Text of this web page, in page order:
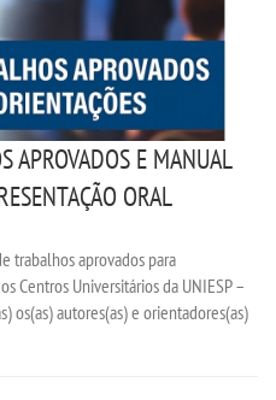
APROVADOS E MANUAL
ORAL
trabalhos aprovados para
Centros Universitários da UNIESP –
os(as) autores(as) e orientadores(as)